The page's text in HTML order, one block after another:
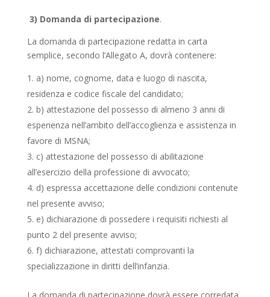
3) Domanda di partecipazione.
La domanda di partecipazione redatta in carta
semplice, secondo l’Allegato A, dovrà contenere:
a) nome, cognome, data e luogo di nascita,
residenza e codice fiscale del candidato;
b) attestazione del possesso di almeno 3 anni di
esperienza nell’ambito dell’accoglienza e assistenza in
favore di MSNA;
c) attestazione del possesso di abilitazione
all’esercizio della professione di avvocato;
d) espressa accettazione delle condizioni contenute
nel presente avviso;
e) dichiarazione di possedere i requisiti richiesti al
punto 2 del presente avviso;
f) dichiarazione, attestati comprovanti la
specializzazione in diritti dell’infanzia.